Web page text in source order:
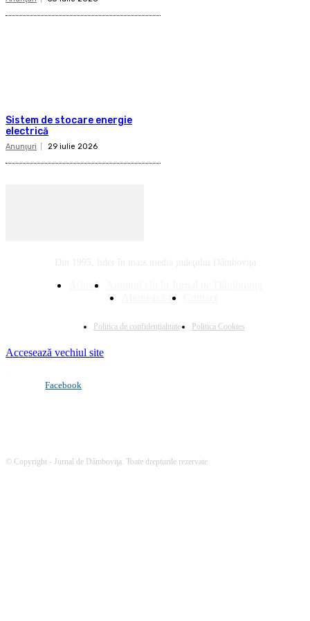
Sistem de stocare energie
electrică
Anunţuri 29 iulie 2026
Arhivă
Abonează-te
Politica de confidenţialitate Politica Cookies
Accesează vechiul site
Facebook
© Copyright - Jurnal de Dâmboviţa. Toate drepturile rezervate